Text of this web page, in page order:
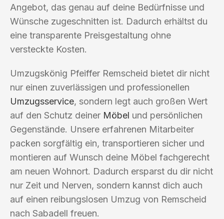
Angebot, das genau auf deine Bedürfnisse und
Wünsche zugeschnitten ist. Dadurch erhältst du
eine transparente Preisgestaltung ohne
versteckte Kosten.
Umzugskönig Pfeiffer Remscheid bietet dir nicht
nur einen zuverlässigen und professionellen
Umzugsservice, sondern legt auch großen Wert
auf den Schutz deiner Möbel und persönlichen
Gegenstände. Unsere erfahrenen Mitarbeiter
packen sorgfältig ein, transportieren sicher und
montieren auf Wunsch deine Möbel fachgerecht
am neuen Wohnort. Dadurch ersparst du dir nicht
nur Zeit und Nerven, sondern kannst dich auch
auf einen reibungslosen Umzug von Remscheid
nach Sabadell freuen.